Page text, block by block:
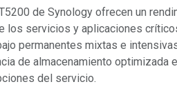
de Synology ofrecen un
los servicios y aplicaciones
permanentes mixtas e
de almacenamiento optimizada
del servicio.